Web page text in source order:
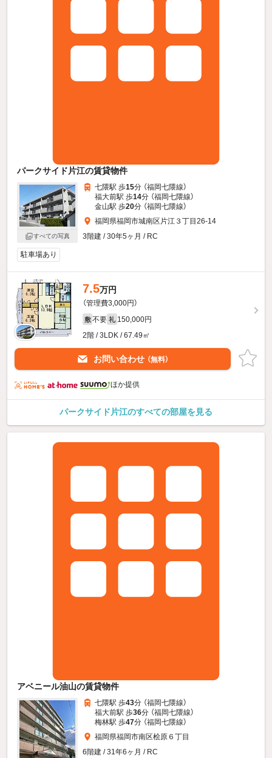
パークサイド片江の賃貸物件
すべての写真
七隈駅 歩15分 （福岡七隈線）
福大前駅 歩14分 （福岡七隈線）
金山駅 歩20分 （福岡七隈線）
福岡県福岡市城南区片江３丁目26-14
3階建 / 30年5ヶ月 / RC
駐車場あり
7.5万円
（管理費3,000円）
敷 不要 礼 150,000円
2階 / 3LDK / 67.49㎡
お問い合わせ （無料）
ほか提供
パークサイド片江のすべての部屋を見る
アベニール油山の賃貸物件
七隈駅 歩43分 （福岡七隈線）
福大前駅 歩36分 （福岡七隈線）
梅林駅 歩47分 （福岡七隈線）
福岡県福岡市南区桧原６丁目
6階建 / 31年6ヶ月 / RC